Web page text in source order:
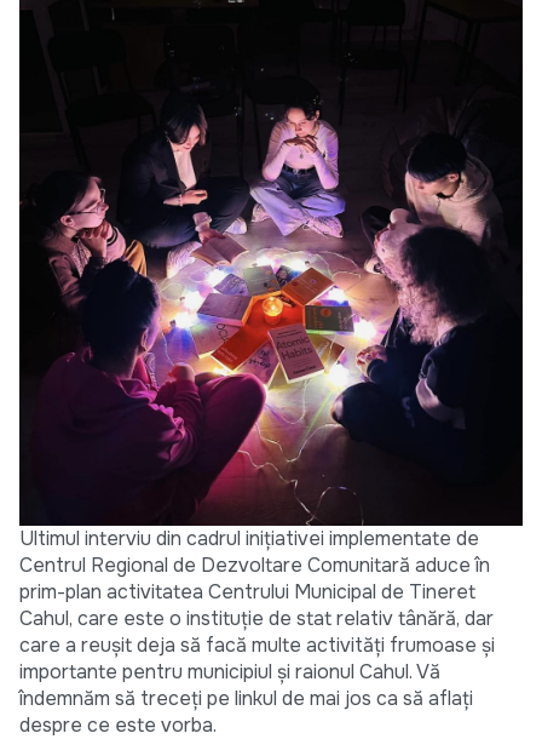
Ultimul interviu din cadrul inițiativei implementate de
Centrul Regional de Dezvoltare Comunitară aduce în
prim-plan activitatea Centrului Municipal de Tineret
Cahul, care este o instituție de stat relativ tânără, dar
care a reușit deja să facă multe activități frumoase și
importante pentru municipiul și raionul Cahul. Vă
îndemnăm să treceți pe linkul de mai jos ca să aflați
despre ce este vorba.